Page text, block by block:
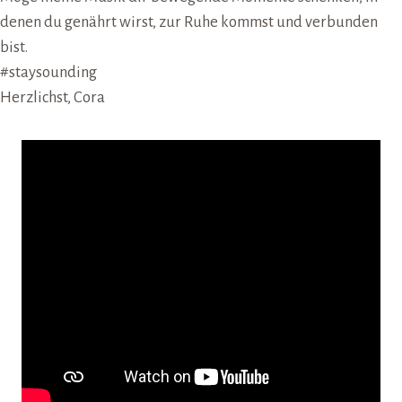
denen du genährt wirst, zur Ruhe kommst und verbunden
bist.
#staysounding
Herzlichst, Cora